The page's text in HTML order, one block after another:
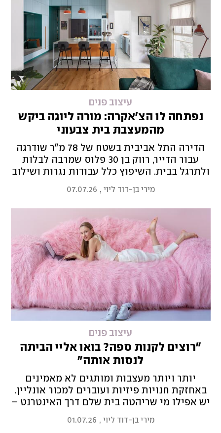
עיצוב פנים
נפתחה לו הצ'אקרה: מורה ליוגה ביקש
מהמעצבת בית צבעוני
הדירה התל אביבית בשטח של 78 מ"ר שודרגה
עבור הדייר, רווק בן 30 פלוס שמרבה לבלות
ולתרגל בבית. השיפוץ כלל עבודות נגרות ושילוב
מירי בן-דוד ליוי ,
07.07.26
עיצוב פנים
"רוצים לקנות ספה? בואו אליי הביתה
לנסות אותה"
יותר ויותר מעצבות ומותגים לא מאמינים
באחזקת חנויות פיזיות ועוברים למכור אונליין.
יש אפילו מי שריהטה בית שלם דרך האינטרנט –
ומלמדת אחרות איך לעשות את זה
מירי בן-דוד ליוי ,
01.07.26